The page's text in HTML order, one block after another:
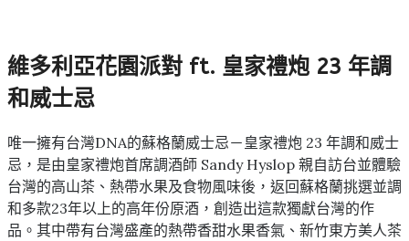
維多利亞花園派對 ft. 皇家禮炮 23 年調
和威士忌
唯一擁有台灣DNA的蘇格蘭威士忌－皇家禮炮 23 年調和威士
忌，是由皇家禮炮首席調酒師 Sandy Hyslop 親自訪台並體驗
台灣的高山茶、熱帶水果及食物風味後，返回蘇格蘭挑選並調
和多款23年以上的高年份原酒，創造出這款獨獻台灣的作
品。其中帶有台灣盛產的熱帶香甜水果香氣、新竹東方美人茶